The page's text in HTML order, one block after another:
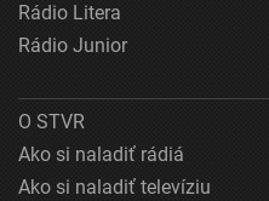
Rádio Litera
Rádio Junior
O STVR
Ako si naladiť rádiá
Ako si naladiť televíziu